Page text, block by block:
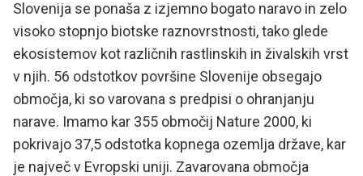
Slovenija se ponaša z izjemno bogato naravo in zelo
visoko stopnjo biotske raznovrstnosti, tako glede
ekosistemov kot različnih rastlinskih in živalskih vrst
v njih. 56 odstotkov površine Slovenije obsegajo
območja, ki so varovana s predpisi o ohranjanju
narave. Imamo kar 355 območij Nature 2000, ki
pokrivajo 37,5 odstotka kopnega ozemlja države, kar
je največ v Evropski uniji. Zavarovana območja